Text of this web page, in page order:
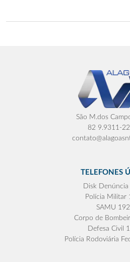
São M.dos
82 9.9311-
TELEFONES
Disk Denúncia
Polícia Militar
SAMU 192
Corpo de
Defesa Civil
Polícia Rodoviária